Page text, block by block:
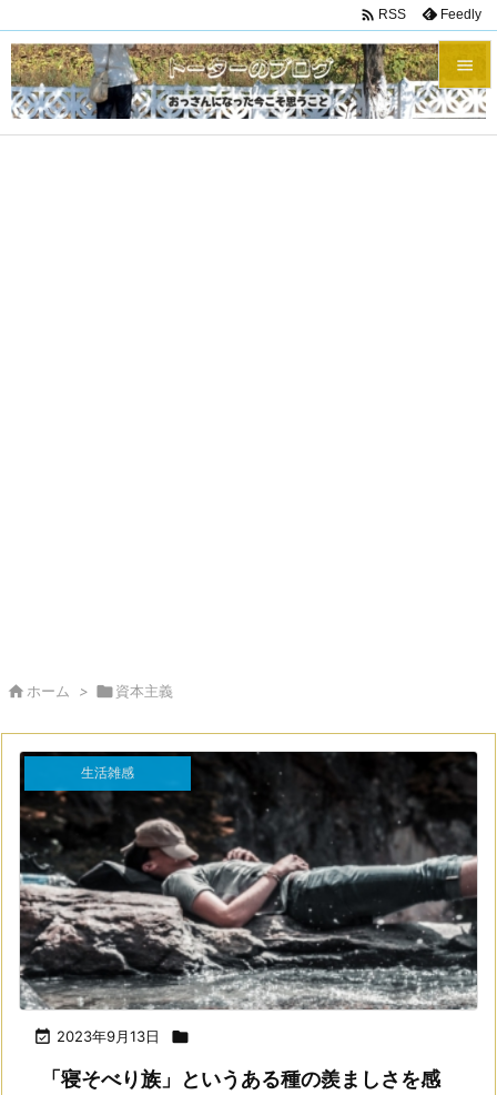


メニュ
 RSS Feedly
 ホーム > 資本主義
 2023年9月13日 
生活雑感
「寝そべり族」というある種の羨ましさを感